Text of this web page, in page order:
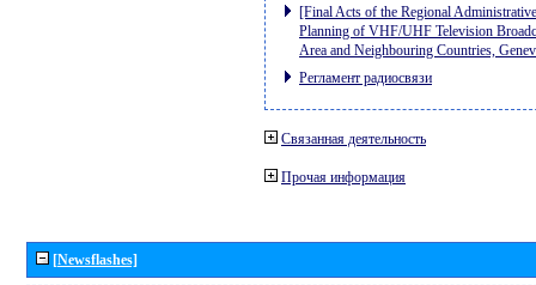
[Final Acts of the Regional
Planning of VHF/UHF Television
Area and Neighbouring Countries,
Регламент радиосвязи
Связанная деятельность
Прочая информация
[Newsflashes]